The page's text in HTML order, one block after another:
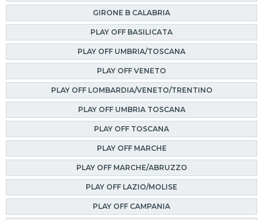
GIRONE B CALABRIA
PLAY OFF BASILICATA
PLAY OFF UMBRIA/TOSCANA
PLAY OFF VENETO
PLAY OFF LOMBARDIA/VENETO/TRENTINO
PLAY OFF UMBRIA TOSCANA
PLAY OFF TOSCANA
PLAY OFF MARCHE
PLAY OFF MARCHE/ABRUZZO
PLAY OFF LAZIO/MOLISE
PLAY OFF CAMPANIA